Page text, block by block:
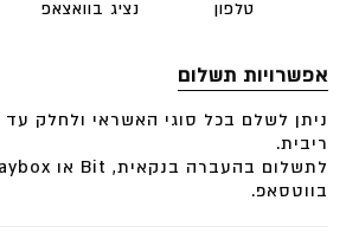
ליחצו כאן לכל תכשיטי עוצמה
תכשיטי העצמה השראה והגשמה עצמית
מידות
עובי: 1.5 ממ
רוחב: 2.5 מ”מ
טלפון נציג בוואצאפ
אפשרויות תשלום
ריבית.
בווטסאפ.